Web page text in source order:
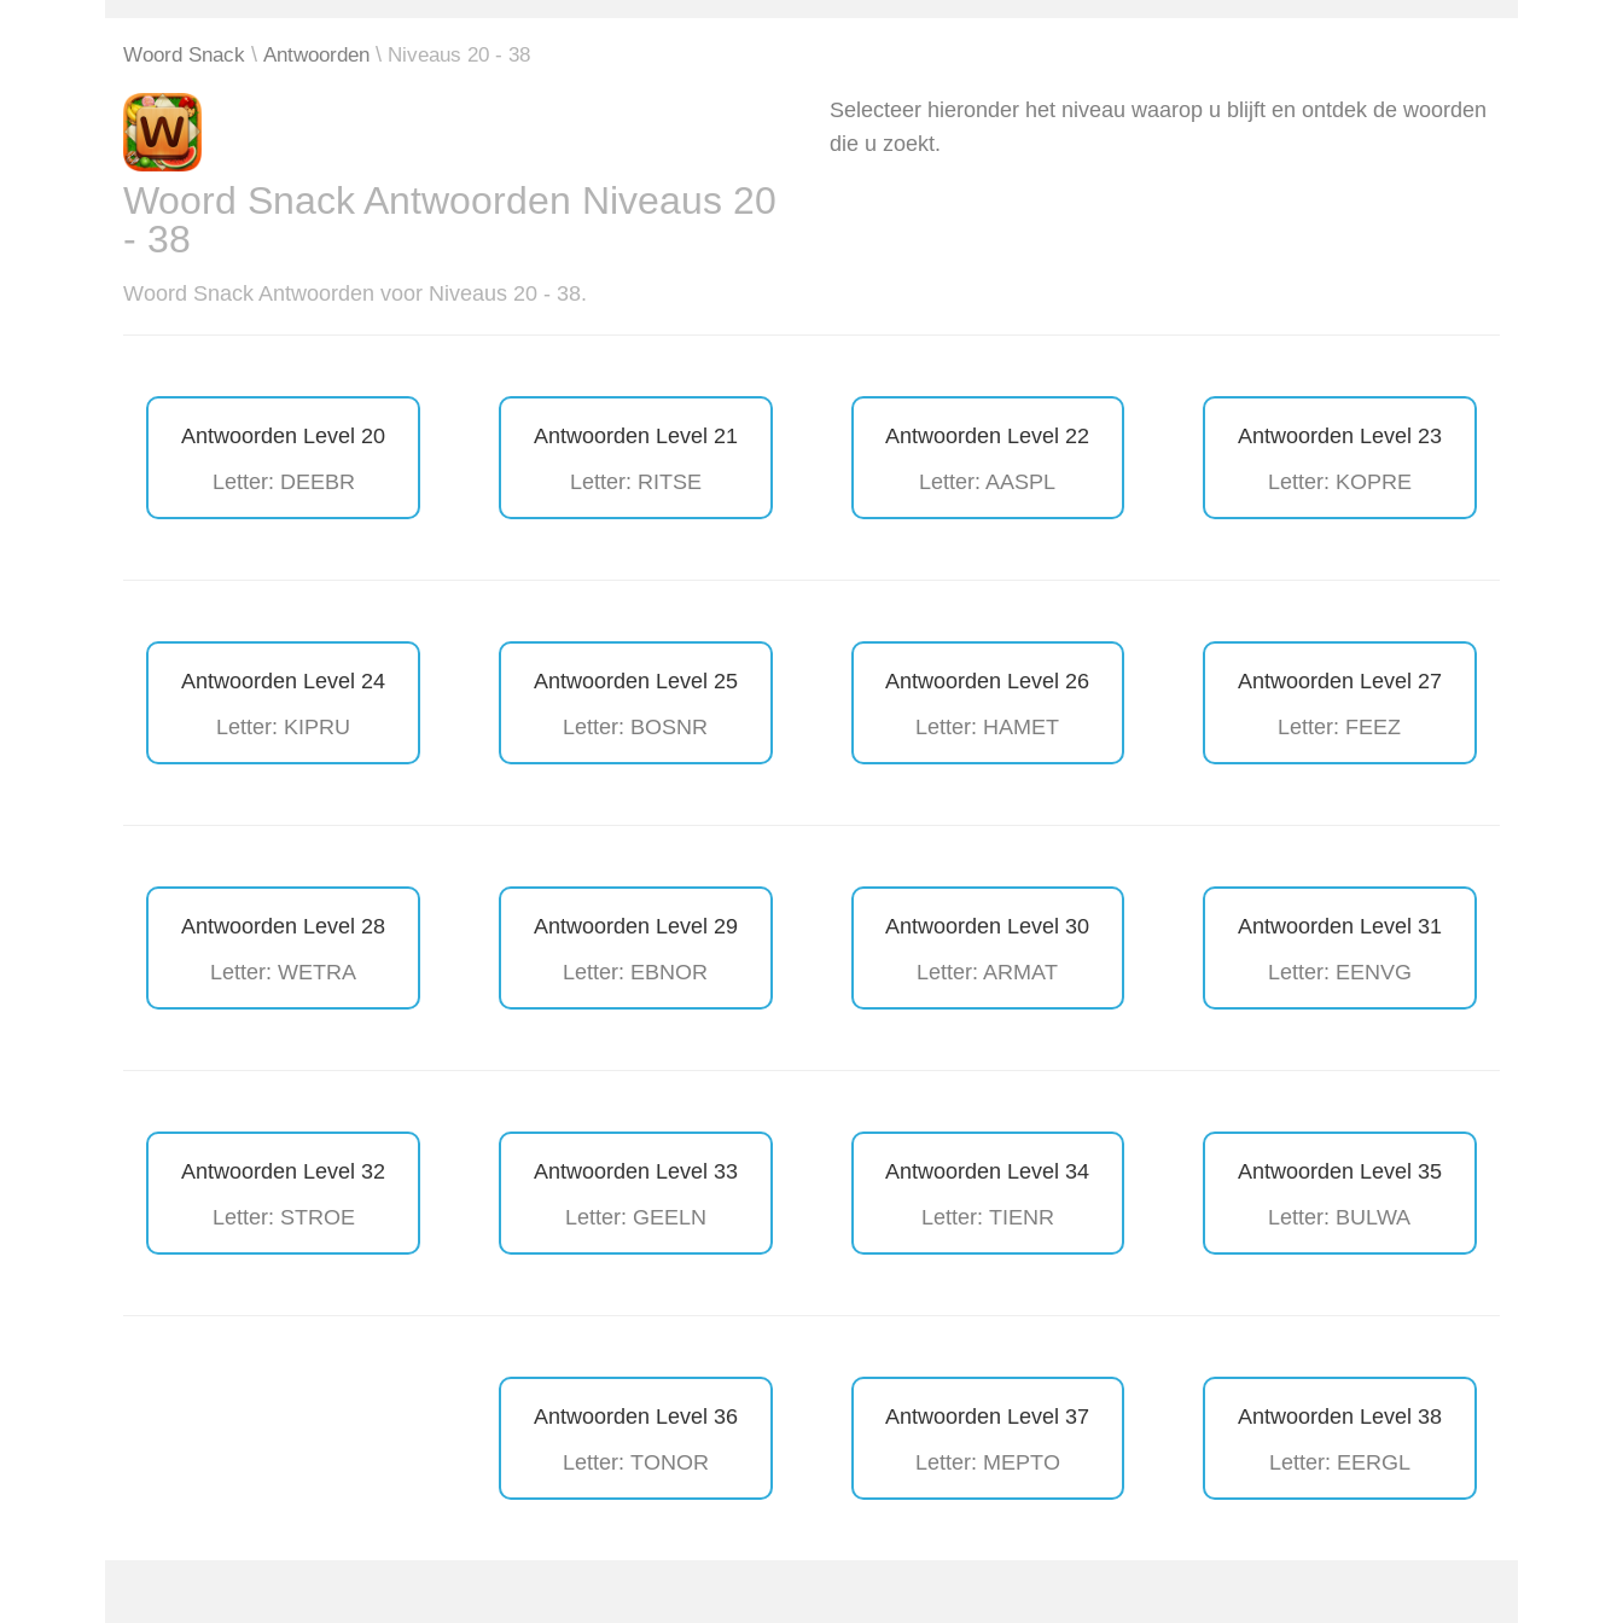
Woord Snack Antwoorden Niveaus 20 - 38
Woord Snack Antwoorden Niveaus 20
- 38
Woord Snack Antwoorden voor Niveaus 20 - 38.
Selecteer hieronder het niveau waarop u blijft en ontdek de woorden
die u zoekt.
Antwoorden Level 20
Letter: DEEBR
Antwoorden Level 21
Letter: RITSE
Antwoorden Level 22
Letter: AASPL
Antwoorden Level 23
Letter: KOPRE
Antwoorden Level 24
Letter: KIPRU
Antwoorden Level 25
Letter: BOSNR
Antwoorden Level 26
Letter: HAMET
Antwoorden Level 27
Letter: FEEZ
Antwoorden Level 28
Letter: WETRA
Antwoorden Level 29
Letter: EBNOR
Antwoorden Level 30
Letter: ARMAT
Antwoorden Level 31
Letter: EENVG
Antwoorden Level 32
Letter: STROE
Antwoorden Level 33
Letter: GEELN
Antwoorden Level 34
Letter: TIENR
Antwoorden Level 35
Letter: BULWA
Antwoorden Level 36
Letter: TONOR
Antwoorden Level 37
Letter: MEPTO
Antwoorden Level 38
Letter: EERGL